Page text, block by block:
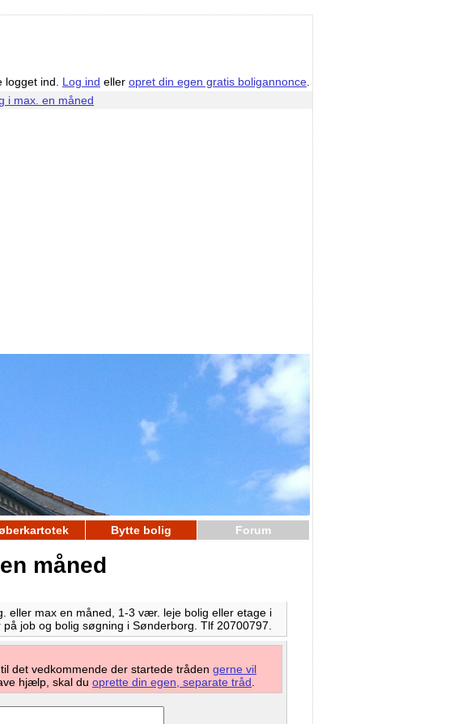
logget ind. Log ind eller opret din egen gratis boligannonce
i max. en måned
Bytte bolig
Forum
måned
eller max en måned, 1-3 vær. leje bolig eller etage i
job og bolig søgning i Sønderborg. Tlf 20700797.
det vedkommende der startede tråden gerne vil
hjælp, skal du oprette din egen, separate tråd